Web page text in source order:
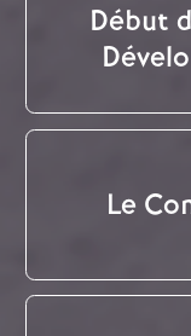
Début
Le